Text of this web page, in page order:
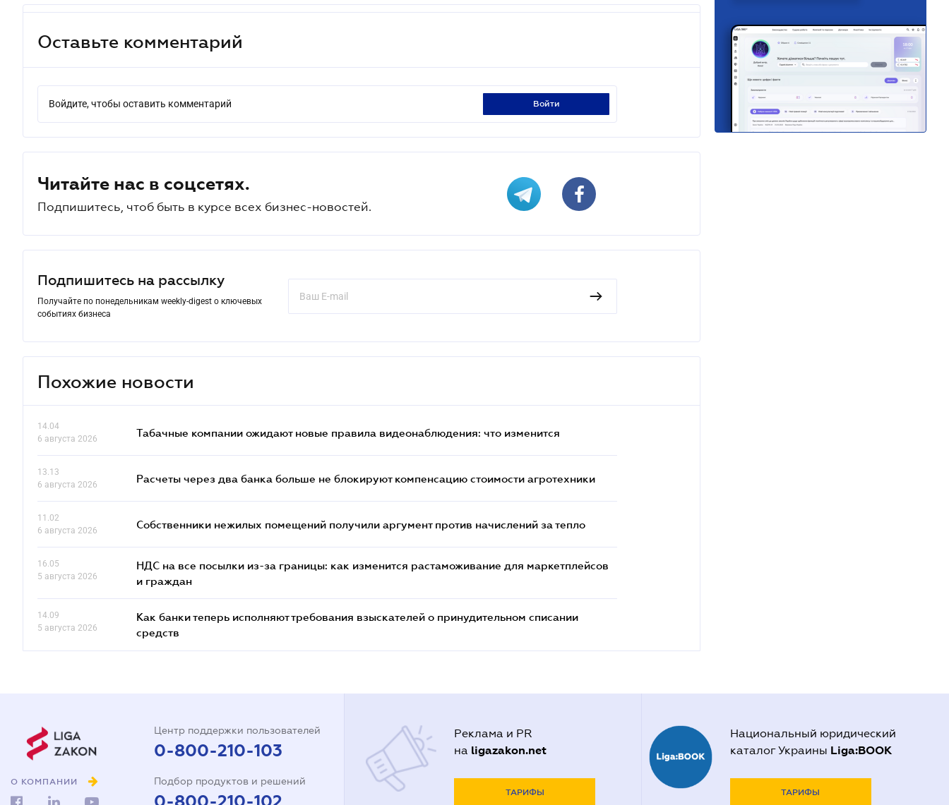
Оставьте комментарий
Войдите, чтобы оставить комментарий войти
Читайте нас в соцсетях.
Подпишитесь, чтоб быть в курсе всех бизнес-новостей.
Подпишитесь на рассылку
Получайте по понедельникам weekly-digest о ключевых
событиях бизнеса
Похожие новости
14.04
6 августа 2026
Табачные компании ожидают новые правила видеонаблюдения: что изменится
13.13
6 августа 2026
Расчеты через два банка больше не блокируют компенсацию стоимости агротехники
11.02
6 августа 2026
Собственники нежилых помещений получили аргумент против начислений за тепло
16.05
5 августа 2026
НДС на все посылки из-за границы: как изменится растаможивание для маркетплейсов
и граждан
14.09
5 августа 2026
Как банки теперь исполняют требования взыскателей о принудительном списании
средств
О КОМПАНИИ
Центр поддержки пользователей
0-800-210-103
Подбор продуктов и решений
0-800-210-102
Реклама и PR
на ligazakon.net
ТАРИФЫ
Национальный юридический
каталог Украины Liga:BOOK
ТАРИФЫ